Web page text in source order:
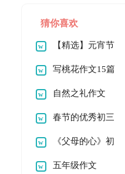
猜你喜欢
【精选】元宵节
的作文900字五篇
写桃花作文15篇
自然之礼作文
春节的优秀初三
作文600字合集6篇
《父母的心》初
中语文教案
五年级作文